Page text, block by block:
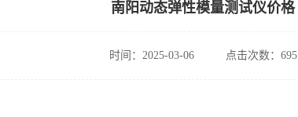
南阳动态弹性模量测试仪价格
时间：2025-03-06 点击次数：695